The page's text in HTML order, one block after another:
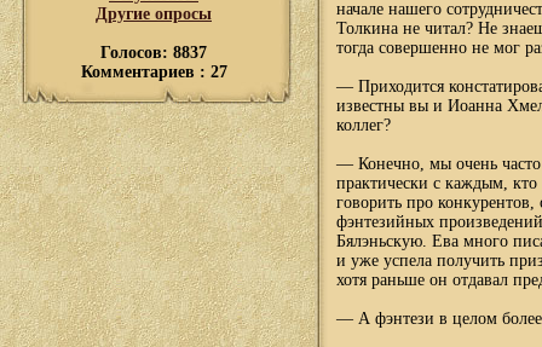
Другие опросы
Голосов: 8837
Комментариев : 27
начале нашего
Толкина не читал? Не
тогда совершенно не мог
— Приходится
известны вы и Иоанна
коллег?
— Конечно, мы очень
практически с каждым,
говорить про
фэнтезийных
Бялэньскую. Ева много
и уже успела получить
хотя раньше он отдавал
— А фэнтези в целом